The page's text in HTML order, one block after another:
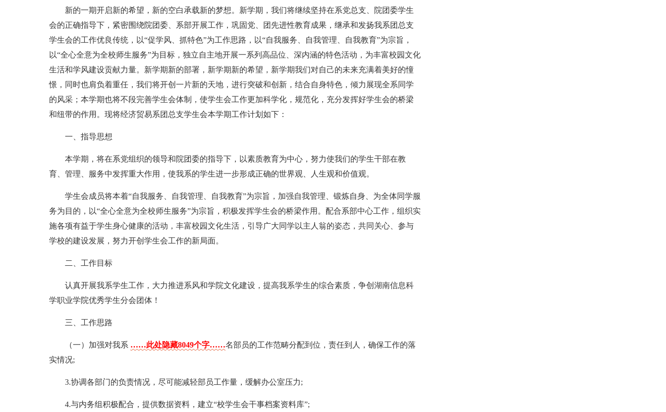
新的一期开启新的希望，新的空白承载新的梦想。新学期，我们将继续坚持在系党总支、院团委学生
会的正确指导下，紧密围绕院团委、系部开展工作，巩固党、团先进性教育成果，继承和发扬我系团总支
学生会的工作优良传统，以“促学风、抓特色”为工作思路，以“自我服务、自我管理、自我教育”为宗旨，
以“全心全意为全校师生服务”为目标，独立自主地开展一系列高品位、深内涵的特色活动，为丰富校园文化
生活和学风建设贡献力量。新学期新的部署，新学期新的希望，新学期我们对自己的未来充满着美好的憧
憬，同时也肩负着重任，我们将开创一片新的天地，进行突破和创新，结合自身特色，倾力展现全系同学
的风采；本学期也将不段完善学生会体制，使学生会工作更加科学化，规范化，充分发挥好学生会的桥梁
和纽带的作用。现将经济贸易系团总支学生会本学期工作计划如下：
一、指导思想
本学期，将在系党组织的领导和院团委的指导下，以素质教育为中心，努力使我们的学生干部在教
育、管理、服务中发挥重大作用，使我系的学生进一步形成正确的世界观、人生观和价值观。
学生会成员将本着“自我服务、自我管理、自我教育”为宗旨，加强自我管理、锻炼自身、为全体同学服
务为目的，以“全心全意为全校师生服务”为宗旨，积极发挥学生会的桥梁作用。配合系部中心工作，组织实
施各项有益于学生身心健康的活动，丰富校园文化生活，引导广大同学以主人翁的姿态，共同关心、参与
学校的建设发展，努力开创学生会工作的新局面。
二、工作目标
认真开展我系学生工作，大力推进系风和学院文化建设，提高我系学生的综合素质，争创湖南信息科
学职业学院优秀学生分会团体！
三、工作思路
（一）加强对我系 ……此处隐藏8049个字……名部员的工作范畴分配到位，责任到人，确保工作的落
实情况;
3.协调各部门的负责情况，尽可能减轻部员工作量，缓解办公室压力;
4.与内务组积极配合，提供数据资料，建立“校学生会干事档案资料库”;